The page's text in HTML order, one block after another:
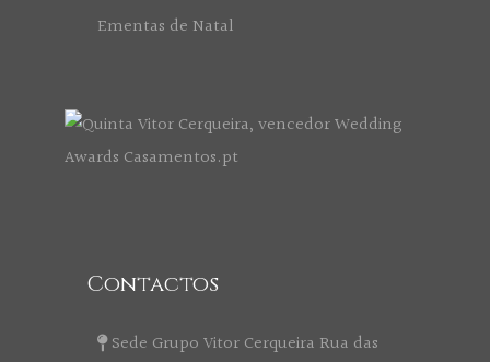
Ementas de Natal
Contactos
Sede Grupo Vitor Cerqueira Rua das